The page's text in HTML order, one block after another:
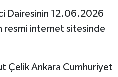
Dairesinin 12.06.2026
resmi internet sitesinde
Çelik Ankara Cumhuriyet